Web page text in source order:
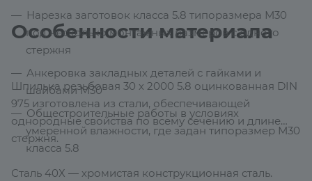
Нарезка заготовок класса 5.8 типоразмера М30
под несколько монтажных размеров с одного
стержня
Анкеровка закладных деталей с гайками и
шайбами М30
Общестроительные работы в условиях
умеренной влажности, где задан типоразмер М30
класса 5.8
Особенности материала
Шпилька резьбовая 30 х 2000 5.8 оцинкованная DIN
975 изготовлена из стали, обеспечивающей
однородные свойства по всему сечению и длине
стержня.
Сталь 40Х — хромистая конструкционная сталь.